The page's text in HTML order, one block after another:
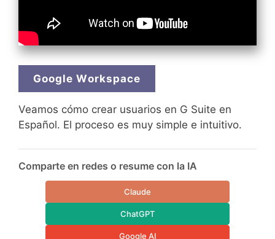
Google Workspace
Veamos cómo crear usuarios en G Suite en
Español. El proceso es muy simple e intuitivo.
Comparte en redes o resume con la IA
Claude
ChatGPT
Google AI